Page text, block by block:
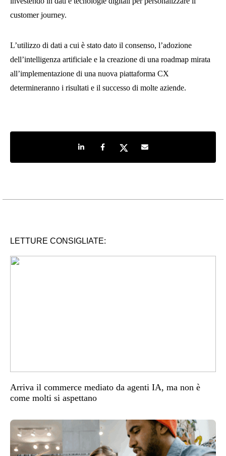
customer journey.
L’utilizzo di dati a cui è stato dato il consenso, l’adozione
dell’intelligenza artificiale e la creazione di una roadmap mirata
all’implementazione di una nuova piattaforma CX
determineranno i risultati e il successo di molte aziende.
Share on LinkedIn
Share on Facebook
Share on TwitterShare by e-mail
LETTURE CONSIGLIATE:
Arriva il commerce mediato da agenti IA, ma non è
come molti si aspettano